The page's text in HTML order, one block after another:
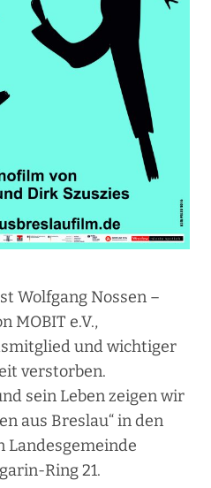
Wolfgang Nossen –
MOBIT e.V.,
und wichtiger
verstorben.
sein Leben zeigen wir
aus Breslau“ in den
Landesgemeinde
Ring 21.